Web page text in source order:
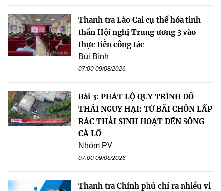
Thanh tra Lào Cai cụ thể hóa tinh
thần Hội nghị Trung ương 3 vào
thực tiễn công tác
Bùi Bình
07:00 09/08/2026
Bài 3: PHÁT LỘ QUY TRÌNH ĐỔ
THẢI NGUY HẠI: TỪ BÃI CHÔN LẤP
RÁC THẢI SINH HOẠT ĐẾN SÔNG
CÀ LỒ
Nhóm PV
07:00 09/08/2026
Thanh tra Chính phủ chỉ ra nhiều vi